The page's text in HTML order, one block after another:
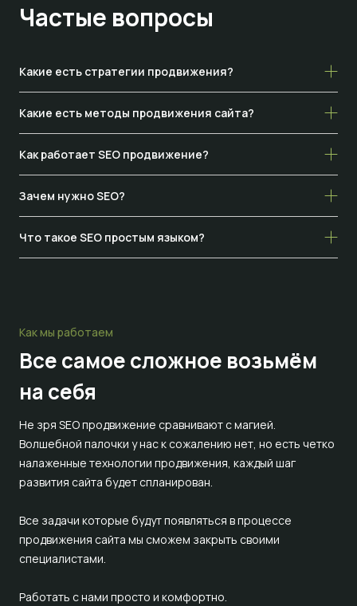
Частые вопросы
Какие есть стратегии продвижения?
Какие есть методы продвижения сайта?
Как работает SEO продвижение?
Зачем нужно SEO?
Что такое SEO простым языком?
Как мы работаем
Все самое сложное возьмём
на себя
Не зря SEO продвижение сравнивают с магией.
Волшебной палочки у нас к сожалению нет, но есть четко
налаженные технологии продвижения, каждый шаг
развития сайта будет спланирован.
Все задачи которые будут появляться в процессе
продвижения сайта мы сможем закрыть своими
специалистами.
Работать с нами просто и комфортно.